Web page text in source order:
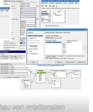
von relationalen